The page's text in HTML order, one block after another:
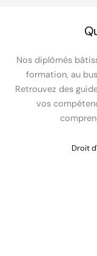
Nos diplômés
formation, au
Retrouvez des
vos
Droit